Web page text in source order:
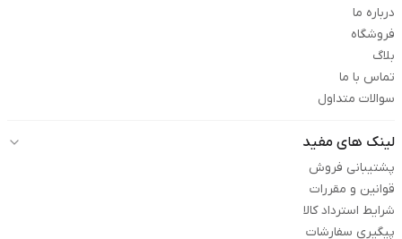
درباره ما
فروشگاه
بلاگ
تماس با ما
سوالات متداول
لینک های مفید
پشتیبانی فروش
قوانین و مقررات
شرایط استرداد کالا
پیگیری سفارشات